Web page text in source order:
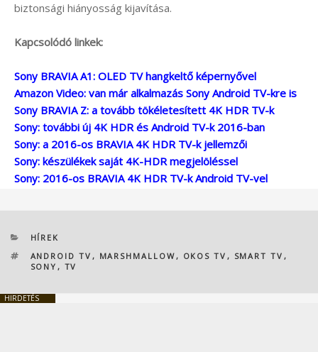
biztonsági hiányosság kijavítása.
Kapcsolódó linkek:
Sony BRAVIA A1: OLED TV hangkeltő képernyővel
Amazon Video: van már alkalmazás Sony Android TV-kre is
Sony BRAVIA Z: a tovább tökéletesített 4K HDR TV-k
Sony: további új 4K HDR és Android TV-k 2016-ban
Sony: a 2016-os BRAVIA 4K HDR TV-k jellemzői
Sony: készülékek saját 4K-HDR megjelöléssel
Sony: 2016-os BRAVIA 4K HDR TV-k Android TV-vel
KATEGÓRIÁK
HÍREK
CÍMKÉK
ANDROID TV , MARSHMALLOW, OKOS TV , SMART TV ,
SONY , TV
HIRDETÉS